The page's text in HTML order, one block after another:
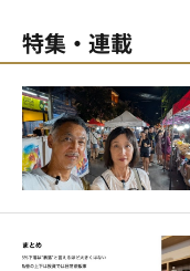
特集・連載